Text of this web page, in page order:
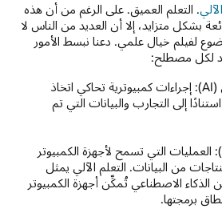
. التعلم العميق. على الرغم من أن هذه
متزايد، إلا أن العديد من الناس لا
لفيلم خيال علمي. دعنا نبسط الأمور
لكل مصطلح:
الذكاء الاصطناعي (AI): إجراءات كمبيوترية تحاكي اتخاذ
إلى التجارب والبيانات التي تم
التعلم الآلي (ML): العمليات التي تسمح لأجهزة الكمبيوتر
من البيانات. التعلم الآلي يمثل
الاصطناعي تُمكِّن أجهزة الكمبيوتر
برمجتها.